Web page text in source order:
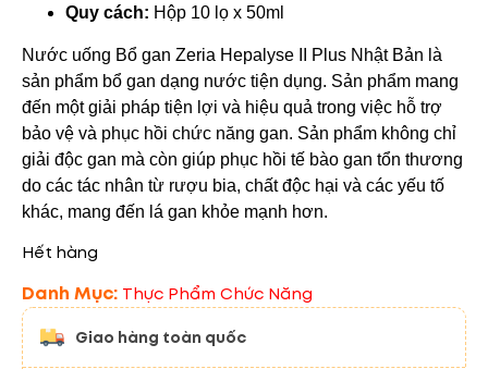
Quy cách: Hộp 10 lọ x 50ml
Nước uống Bổ gan Zeria Hepalyse II Plus Nhật Bản là
sản phẩm bổ gan dạng nước tiện dụng. Sản phẩm mang
đến một giải pháp tiện lợi và hiệu quả trong việc hỗ trợ
bảo vệ và phục hồi chức năng gan. Sản phẩm không chỉ
giải độc gan mà còn giúp phục hồi tế bào gan tổn thương
do các tác nhân từ rượu bia, chất độc hại và các yếu tố
khác, mang đến lá gan khỏe mạnh hơn.
Hết hàng
Danh Mục: Thực Phẩm Chức Năng
Giao hàng toàn quốc